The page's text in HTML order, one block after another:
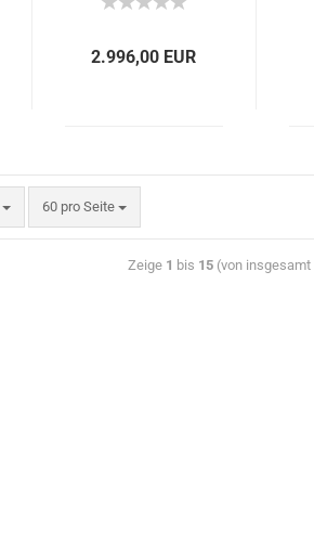
2.996,00 EUR
60 pro Seite
Zeige 1 bis 15 (von insgesamt